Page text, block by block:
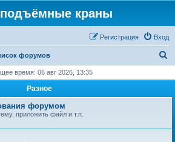
краны
Вход
Регистрация
форумов
с
время: 06 авг 2026, 13:35
Разное
форумом
приложить файл и т.п.